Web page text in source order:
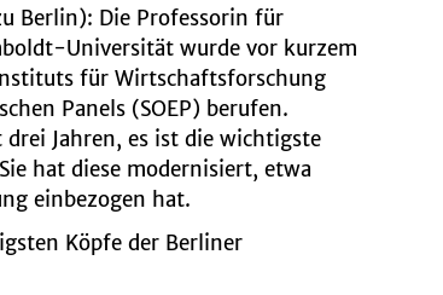
Berlin): Die Professorin für
Universität wurde vor kurzem
für Wirtschaftsforschung
Panels (SOEP) berufen.
Jahren, es ist die wichtigste
hat diese modernisiert, etwa
einbezogen hat.
Köpfe der Berliner